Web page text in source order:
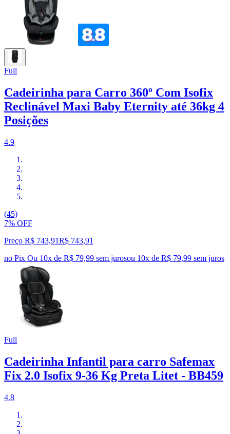
Full
Cadeirinha para Carro 360º Com Isofix
Reclinável Maxi Baby Eternity até 36kg 4
Posições
4.9
(45)
7% OFF
Preço R$ 743,91R$ 743,91
no Pix Ou 10x de R$ 79,99 sem jurosou 10x de R$ 79,99 sem juros
Full
Cadeirinha Infantil para carro Safemax
Fix 2.0 Isofix 9-36 Kg Preta Litet - BB459
4.8